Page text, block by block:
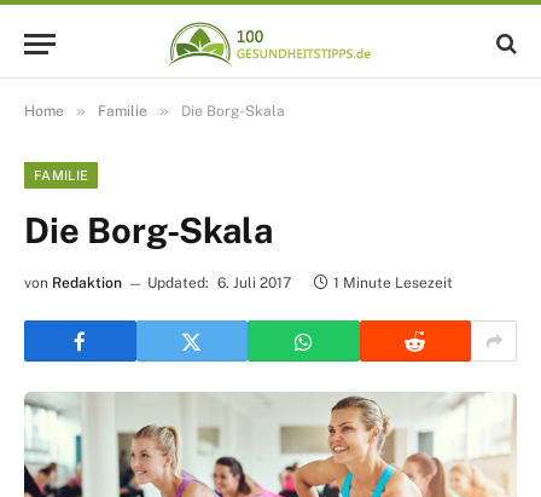
Home » Familie » Die Borg-Skala
FAMILIE
Die Borg-Skala
von Redaktion Updated: 6. Juli 2017 1 Minute Lesezeit